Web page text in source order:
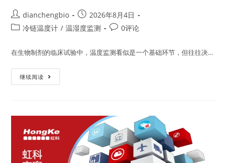
dianchengbio
2026年8月4日
冷链温度计 / 温湿度监测 0评论
在生物制剂的临床试验中，温度监测看似是一个基础环节，但往往决…
继续阅读